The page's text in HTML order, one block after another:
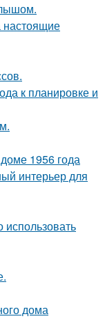
настоящие
к планировке и
1956 года
интерьер для
дома